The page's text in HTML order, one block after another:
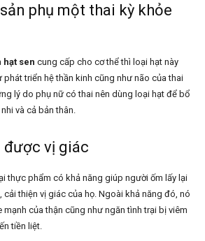
phụ một thai kỳ khỏe
hạt sen cung cấp cho cơ thể thì loại hạt này
triển hệ thần kinh cũng như não của thai
lý do phụ nữ có thai nên dùng loại hạt để bổ
và cả bản thân.
được vị giác
thực phẩm có khả năng giúp người ốm lấy lại
thiện vị giác của họ. Ngoài khả năng đó, nó
của thận cũng như ngăn tình trại bị viêm
tiền liệt.